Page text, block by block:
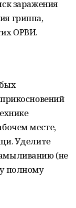
заражения
гриппа,
ОРВИ.
месте,
Уделите
(не
полному